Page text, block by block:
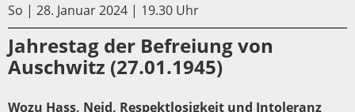
So | 28. Januar 2024 | 19.30 Uhr
Jahrestag der Befreiung von
Auschwitz (27.01.1945)
Wozu Hass, Neid, Respektlosigkeit und Intoleranz